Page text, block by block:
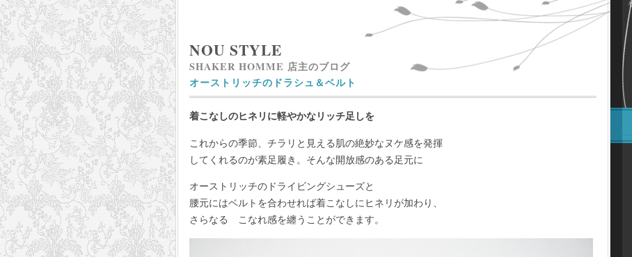
NOU STYLE
SHAKER HOMME 店主のブログ
オーストリッチのドラシュ＆ベルト
着こなしのヒネリに軽やかなリッチ足しを
これからの季節、チラリと見える肌の絶妙なヌケ感を発揮
してくれるのが素足履き。そんな開放感のある足元に
オーストリッチのドライビングシューズと
腰元にはベルトを合わせれば着こなしにヒネリが加わり、
さらなる こなれ感を纏うことができます。